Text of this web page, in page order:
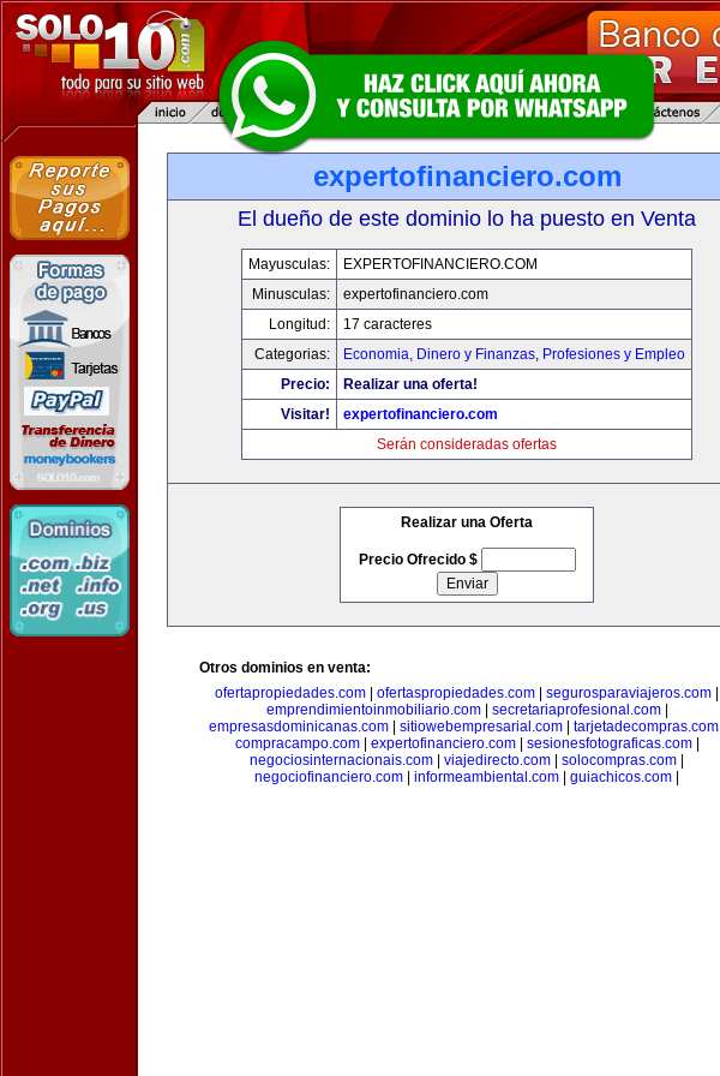
expertofinanciero.com
El dueño de este dominio lo ha puesto en Venta
Mayusculas:
EXPERTOFINANCIERO.COM
Minusculas:
expertofinanciero.com
Longitud:
17 caracteres
Categorias:
Economia, Dinero y Finanzas, Profesiones y Empleo
Precio:
Realizar una oferta!
Visitar!
expertofinanciero.com
Serán consideradas ofertas
Realizar una Oferta
Precio Ofrecido $
Otros dominios en venta:
ofertapropiedades.com
ofertaspropiedades.com segurosparaviajeros.com
emprendimientoinmobiliario.com| secretariaprofesional.com|
empresasdominicanas.com| sitiowebempresarial.com| tarjetadecompras.com|
compracampo.com| expertofinanciero.com| sesionesfotograficas.com|
negociosinternacionais.com
viajedirecto.com solocompras.com
negociofinanciero.com
informeambiental.com guiachicos.com